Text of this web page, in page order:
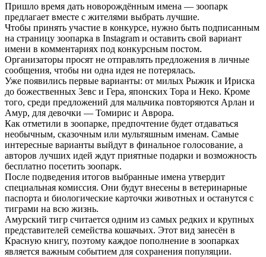
Пришло время дать новорождённым имена — зоопарк
предлагает вместе с жителями выбрать лучшие.
Чтобы принять участие в конкурсе, нужно быть подписанным
на страницу зоопарка в Instagram и оставить свой вариант
имени в комментариях под конкурсным постом.
Организаторы просят не отправлять предложения в личные
сообщения, чтобы ни одна идея не потерялась.
Уже появились первые варианты: от милых Рыжик и Ириска
до божественных Зевс и Гера, японских Тора и Неко. Кроме
того, среди предложений для мальчика повторяются Арлан и
Амур, для девочки — Томирис и Аврора.
Как отметили в зоопарке, предпочтение будет отдаваться
необычным, сказочным или мультяшным именам. Самые
интересные варианты выйдут в финальное голосование, а
авторов лучших идей ждут приятные подарки и возможность
бесплатно посетить зоопарк.
После подведения итогов выбранные имена утвердит
специальная комиссия. Они будут внесены в ветеринарные
паспорта и биологические карточки животных и останутся с
тиграми на всю жизнь.
Амурский тигр считается одним из самых редких и крупных
представителей семейства кошачьих. Этот вид занесён в
Красную книгу, поэтому каждое пополнение в зоопарках
является важным событием для сохранения популяции.